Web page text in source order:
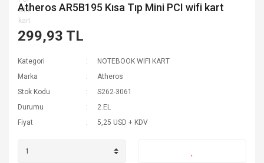
Atheros AR5B195 Kısa Tıp Mini PCI wifi kart
299,93 TL
Kategori
NOTEBOOK WIFI KART
Marka
Atheros
Stok Kodu
S262-3061
Durumu
2.EL
Fiyat
5,25 USD + KDV